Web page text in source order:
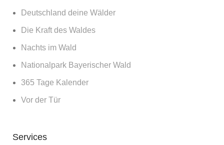
Deutschland deine Wälder
Die Kraft des Waldes
Nachts im Wald
Nationalpark Bayerischer Wald
365 Tage Kalender
Vor der Tür
Services